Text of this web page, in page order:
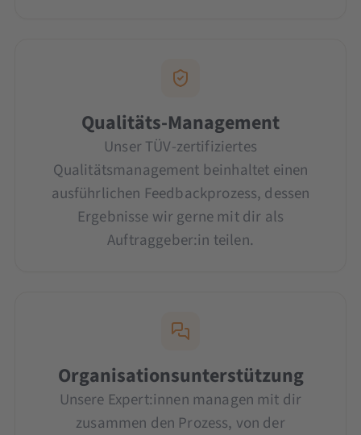
Qualitäts-Management
Unser TÜV-zertifiziertes
Qualitätsmanagement beinhaltet einen
ausführlichen Feedbackprozess, dessen
Ergebnisse wir gerne mit dir als
Auftraggeber:in teilen.
Organisationsunterstützung
Unsere Expert:innen managen mit dir
zusammen den Prozess, von der